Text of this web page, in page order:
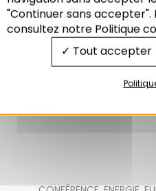
"Continuer sans accepter".
consultez notre Politique
Tout accepter